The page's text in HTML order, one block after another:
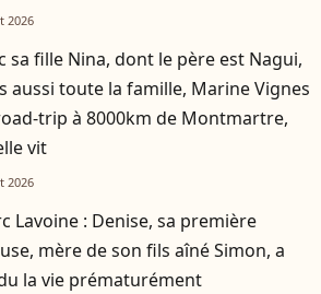
2026
sa fille Nina, dont le père est Nagui,
aussi toute la famille, Marine Vignes
trip à 8000km de Montmartre,
vit
2026
Lavoine : Denise, sa première
mère de son fils aîné Simon, a
la vie prématurément